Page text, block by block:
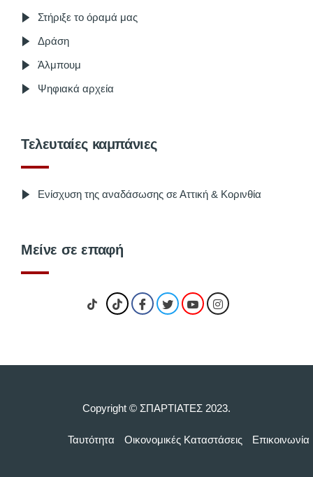
Στήριξε το όραμά μας
Δράση
Άλμπουμ
Ψηφιακά αρχεία
Τελευταίες καμπάνιες
Ενίσχυση της αναδάσωσης σε Αττική & Κορινθία
Μείνε σε επαφή
Copyright © ΣΠΑΡΤΙΑΤΕΣ 2023.
Ταυτότητα Οικονομικές Kαταστάσεις Επικοινωνία